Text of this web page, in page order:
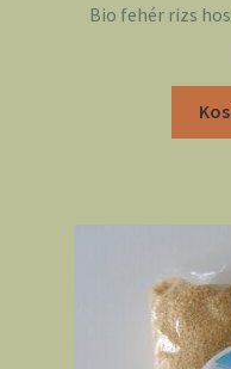
Bio fehér rizs